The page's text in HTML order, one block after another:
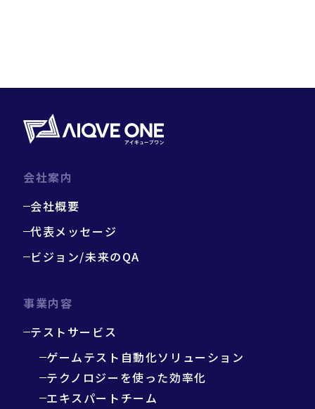
会社案内
会社概要
代表メッセージ
ビジョン/未来のQA
事業内容
テストサービス
ゲームテスト自動化ソリューション
テクノロジーを使った効率化
エキスパートチーム